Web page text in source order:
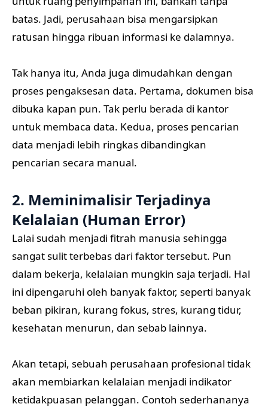
batas. Jadi, perusahaan bisa mengarsipkan
ratusan hingga ribuan informasi ke dalamnya.
Tak hanya itu, Anda juga dimudahkan dengan
proses pengaksesan data. Pertama, dokumen bisa
dibuka kapan pun. Tak perlu berada di kantor
untuk membaca data. Kedua, proses pencarian
data menjadi lebih ringkas dibandingkan
pencarian secara manual.
2. Meminimalisir Terjadinya
Kelalaian (Human Error)
Lalai sudah menjadi fitrah manusia sehingga
sangat sulit terbebas dari faktor tersebut. Pun
dalam bekerja, kelalaian mungkin saja terjadi. Hal
ini dipengaruhi oleh banyak faktor, seperti banyak
beban pikiran, kurang fokus, stres, kurang tidur,
kesehatan menurun, dan sebab lainnya.
Akan tetapi, sebuah perusahaan profesional tidak
akan membiarkan kelalaian menjadi indikator
ketidakpuasan pelanggan. Contoh sederhananya